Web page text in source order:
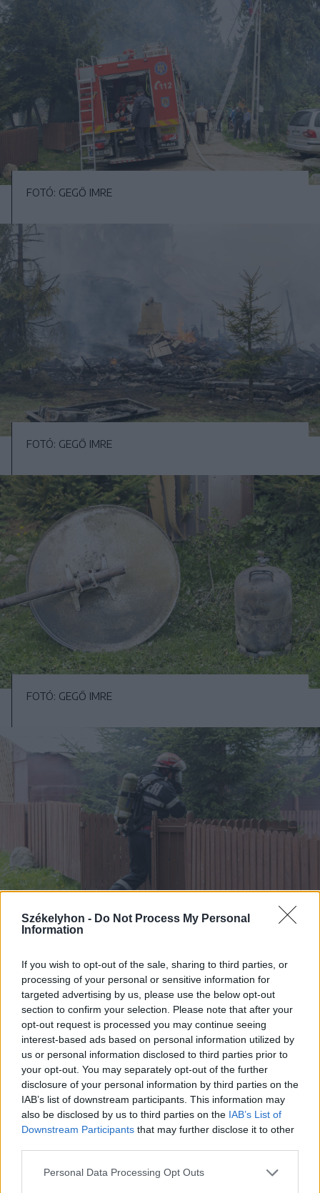
Székelyhon - Do Not Process My Personal
Information
If you wish to opt-out of the sale, sharing to third parties, or
processing of your personal or sensitive information for
targeted advertising by us, please use the below opt-out
section to confirm your selection. Please note that after your
opt-out request is processed you may continue seeing
interest-based ads based on personal information utilized by
us or personal information disclosed to third parties prior to
your opt-out. You may separately opt-out of the further
disclosure of your personal information by third parties on the
IAB’s list of downstream participants. This information may
also be disclosed by us to third parties on the IAB’s List of
Downstream Participants that may further disclose it to other
Personal Data Processing Opt Outs
FOTÓ: GEGŐ IMRE
FOTÓ: GEGŐ IMRE
FOTÓ: GEGŐ IMRE